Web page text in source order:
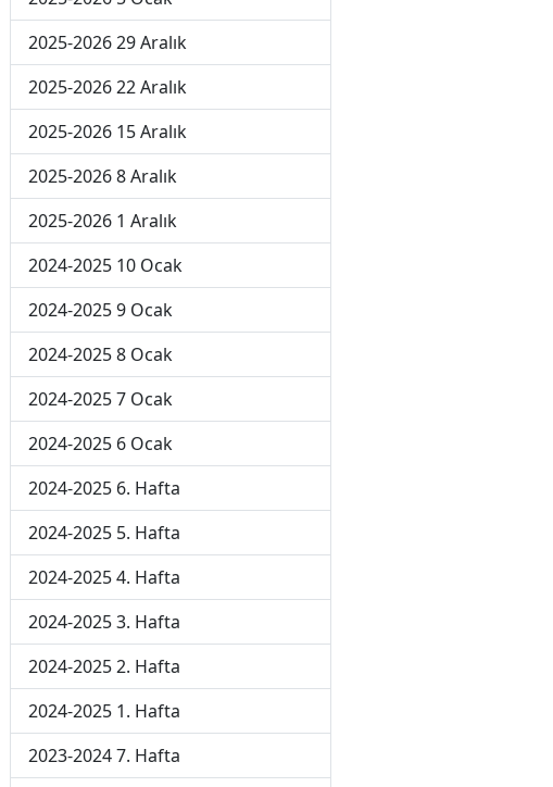
2025-2026 29 Aralık
2025-2026 22 Aralık
2025-2026 15 Aralık
2025-2026 8 Aralık
2025-2026 1 Aralık
2024-2025 10 Ocak
2024-2025 9 Ocak
2024-2025 8 Ocak
2024-2025 7 Ocak
2024-2025 6 Ocak
2024-2025 6. Hafta
2024-2025 5. Hafta
2024-2025 4. Hafta
2024-2025 3. Hafta
2024-2025 2. Hafta
2024-2025 1. Hafta
2023-2024 7. Hafta